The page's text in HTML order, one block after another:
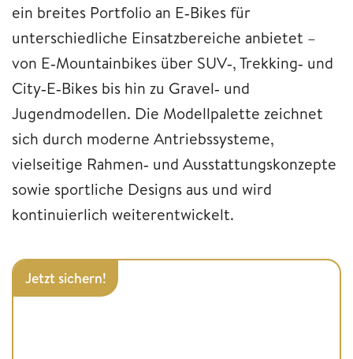
ein breites Portfolio an E‑Bikes für
unterschiedliche Einsatzbereiche anbietet –
von E‑Mountainbikes über SUV‑, Trekking‑ und
City‑E‑Bikes bis hin zu Gravel‑ und
Jugendmodellen. Die Modellpalette zeichnet
sich durch moderne Antriebssysteme,
vielseitige Rahmen‑ und Ausstattungskonzepte
sowie sportliche Designs aus und wird
kontinuierlich weiterentwickelt.
Jetzt sichern!